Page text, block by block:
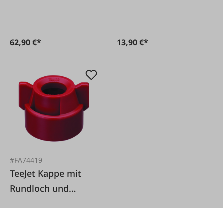
62,90 €* 13,90 €*
#FA74419
TeeJet Kappe mit
Rundloch und